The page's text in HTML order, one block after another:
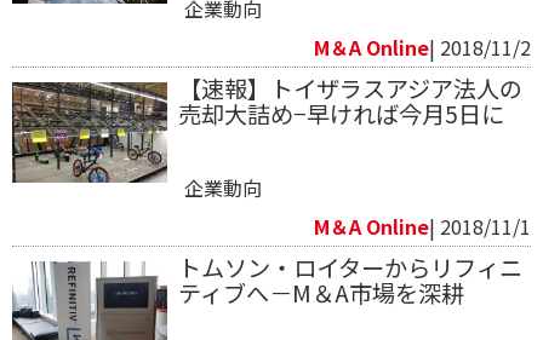
企業動向
M＆A Online| 2018/11/2
【速報】トイザラスアジア法人の
売却大詰め−早ければ今月5日に
企業動向
M＆A Online| 2018/11/1
トムソン・ロイターからリフィニ
ティブへ－M＆A市場を深耕